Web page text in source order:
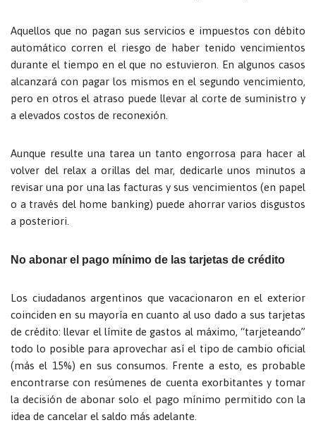
Aquellos que no pagan sus servicios e impuestos con débito
automático corren el riesgo de haber tenido vencimientos
durante el tiempo en el que no estuvieron. En algunos casos
alcanzará con pagar los mismos en el segundo vencimiento,
pero en otros el atraso puede llevar al corte de suministro y
a elevados costos de reconexión.
Aunque resulte una tarea un tanto engorrosa para hacer al
volver del relax a orillas del mar, dedicarle unos minutos a
revisar una por una las facturas y sus vencimientos (en papel
o a través del home banking) puede ahorrar varios disgustos
a posteriori.
No abonar el pago mínimo de las tarjetas de crédito
Los ciudadanos argentinos que vacacionaron en el exterior
coinciden en su mayoría en cuanto al uso dado a sus tarjetas
de crédito: llevar el límite de gastos al máximo, “tarjeteando”
todo lo posible para aprovechar así el tipo de cambio oficial
(más el 15%) en sus consumos. Frente a esto, es probable
encontrarse con resúmenes de cuenta exorbitantes y tomar
la decisión de abonar solo el pago mínimo permitido con la
idea de cancelar el saldo más adelante.